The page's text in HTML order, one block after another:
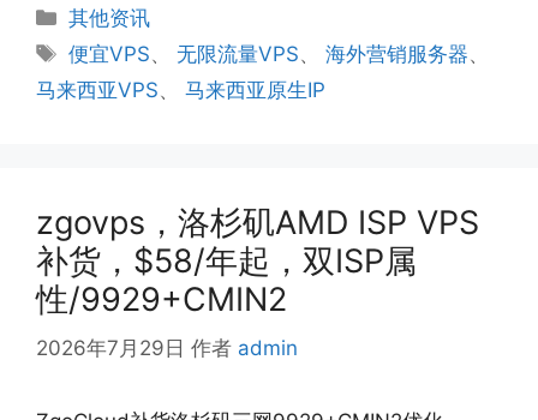
分
类
其他资讯
标
签
便宜VPS、无限流量VPS、海外营销服务器、
马来西亚VPS、 马来西亚原生IP
zgovps，洛杉矶AMD ISP VPS
补货，$58/年起，双ISP属
性/9929+CMIN2
2026年7月29日 作者 admin